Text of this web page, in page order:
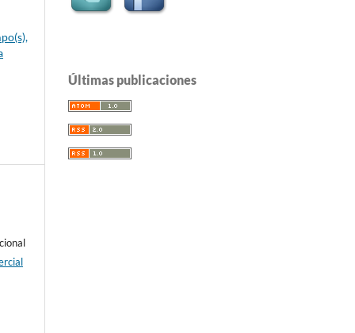
Últimas publicaciones